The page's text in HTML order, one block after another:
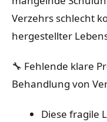
Verzehrs schlecht
hergestellter
🔧 Fehlende klare
Behandlung von
Diese fragile